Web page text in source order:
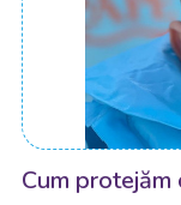
Cum protejăm